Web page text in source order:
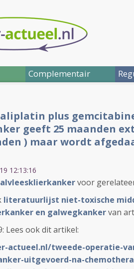
Complementair
plus
geeft 25 maanden
) maar wordt
12:13:16
alvleesklierkankervoor
literatuurlijst niet-toxische
en galwegkankervan
Lees ook dit artikel:
actueel.nl/tweede-operatie-
uitgevoerd-na-